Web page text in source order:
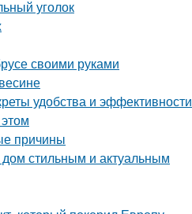
уголок
своими руками
удобства и эффективности
причины
стильным и актуальным